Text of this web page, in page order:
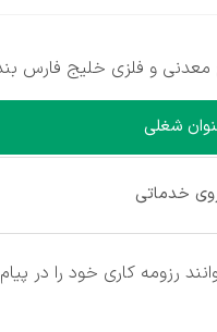
معدنی و فلزی خلیج فارس
شغلی
خدماتی
رزومه کاری خود را در